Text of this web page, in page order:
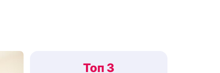
Топ 3